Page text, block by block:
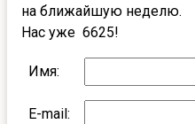
на ближайшую неделю.
Нас уже 6625!
Имя:
E-mail: